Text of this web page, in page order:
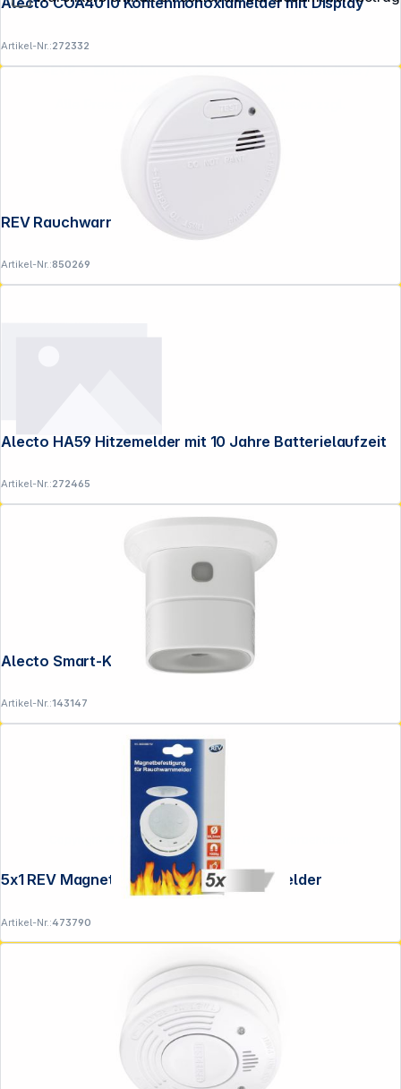
Artikel-Nr.:272332
Artikel-Nr.:850269
Alecto HA59 Hitzemelder mit 10 Jahre Batterielaufzeit
Artikel-Nr.:272465
Alecto Smart-Kohlenmonoxid- detektor
Artikel-Nr.:143147
5x1 REV Magnetbefestigung für Rauchmelder
Artikel-Nr.:473790
**EVP = Empfohlener Verkaufspreis des Herstellers /
Lieferanten zzgl. 19% Mwst.
Alle Preise exkl. gesetzl. Mehrwertsteuer zzgl.
Versandkosten
Copyright © 2001 - 2026 DGH - Alle Rechte vorbehalten.